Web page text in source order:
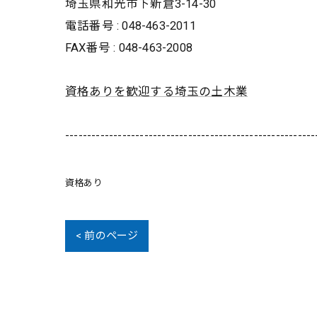
埼玉県和光市下新倉3-14-30
電話番号 : 048-463-2011
FAX番号 : 048-463-2008
資格ありを歓迎する埼玉の土木業
資格あり
< 前のページ